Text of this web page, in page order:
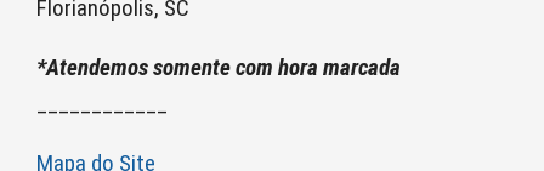
Florianópolis, SC
*Atendemos somente com hora marcada
Mapa do Site